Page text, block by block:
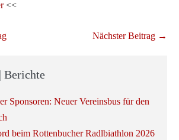
<<
Nächster Beitrag →
Berichte
Sponsoren: Neuer Vereinsbus für den
beim Rottenbucher Radlbiathlon 2026